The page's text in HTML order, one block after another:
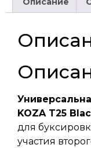
KOZA T25
для
участия